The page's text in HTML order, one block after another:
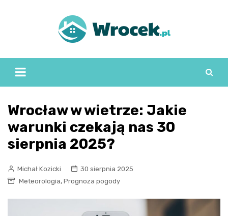
Wrocław w wietrze: Jakie
warunki czekają nas 30
sierpnia 2025?
Michał Kozicki
30 sierpnia 2025
Meteorologia, Prognoza pogody